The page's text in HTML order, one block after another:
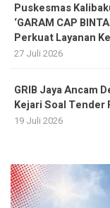
Puskesmas
‘GARAM CAP
Perkuat Layanan
27 Juli 2026
GRIB Jaya Ancam
Kejari Soal Tender
19 Juli 2026